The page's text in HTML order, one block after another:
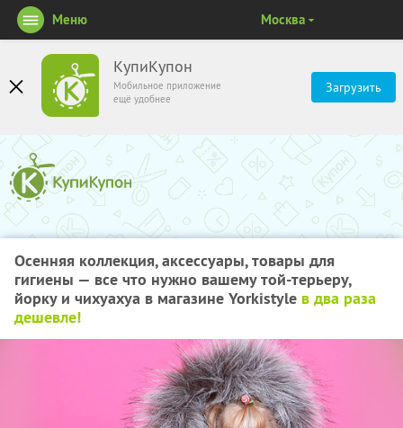
КупиКупон
Мобильное приложение
ещё удобнее
Загрузить
Меню Москва
Осенняя коллекция, аксессуары, товары для
гигиены — все что нужно вашему той-терьеру,
йорку и чихуахуа в магазине Yorkistyle в два раза
дешевле!